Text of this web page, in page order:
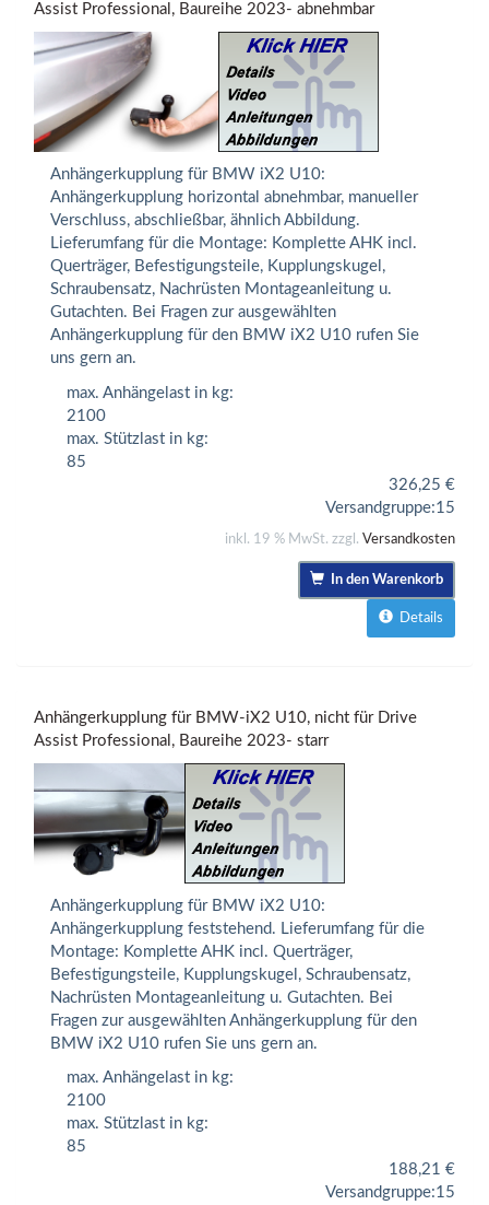
Assist Professional, Baureihe 2023- abnehmbar
Anhängerkupplung für BMW iX2 U10:
Anhängerkupplung horizontal abnehmbar, manueller
Verschluss, abschließbar, ähnlich Abbildung.
Lieferumfang für die Montage: Komplette AHK incl.
Querträger, Befestigungsteile, Kupplungskugel,
Schraubensatz, Nachrüsten Montageanleitung u.
Gutachten. Bei Fragen zur ausgewählten
Anhängerkupplung für den BMW iX2 U10 rufen Sie
uns gern an.
max. Anhängelast in kg:
2100
max. Stützlast in kg:
85
326,25 €
Versandgruppe:15
inkl. 19 % MwSt. zzgl. Versandkosten
In den Warenkorb
Details
Anhängerkupplung für BMW-iX2 U10, nicht für Drive
Assist Professional, Baureihe 2023- starr
Anhängerkupplung für BMW iX2 U10:
Anhängerkupplung feststehend. Lieferumfang für die
Montage: Komplette AHK incl. Querträger,
Befestigungsteile, Kupplungskugel, Schraubensatz,
Nachrüsten Montageanleitung u. Gutachten. Bei
Fragen zur ausgewählten Anhängerkupplung für den
BMW iX2 U10 rufen Sie uns gern an.
max. Anhängelast in kg:
2100
max. Stützlast in kg:
85
188,21 €
Versandgruppe:15